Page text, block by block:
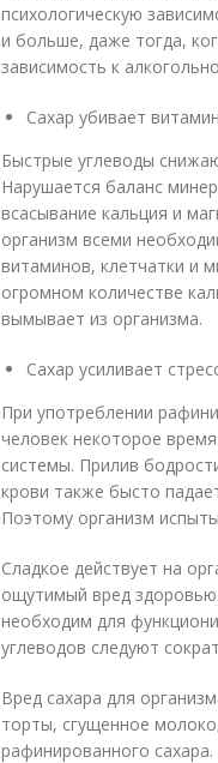
психологическую
и больше, даже тогда,
зависимость к
Сахар убивает
Быстрые углеводы
Нарушается баланс
всасывание кальция и
организм всеми
витаминов, клетчатки и
огромном количестве
вымывает из организма.
Сахар усиливает
При употреблении
человек некоторое
системы. Прилив
крови также бысто
Поэтому организм
Сладкое действует на
ощутимый вред
необходим для
углеводов следуют
Вред сахара для
торты, сгущенное
рафинированного